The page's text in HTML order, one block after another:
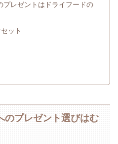
プレゼントはドライフードの
ット
のプレゼント選びはむ